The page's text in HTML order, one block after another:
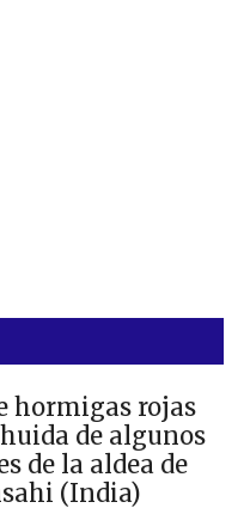
hormigas rojas
de algunos
de la aldea de
(India)